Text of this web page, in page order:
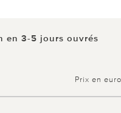
en 3-5 jours ouvrés
Prix en